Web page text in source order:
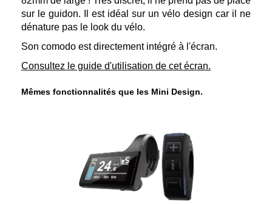
sur le guidon. Il est idéal sur un vélo design car il ne
dénature pas le look du vélo.
Son comodo est directement intégré à l'écran.
Consultez le guide d'utilisation de cet écran.
Mêmes fonctionnalités que les Mini Design.